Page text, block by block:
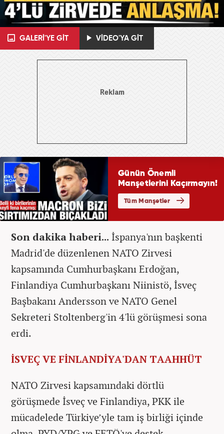
GALERİ'YE GİT VİDEO'YA GİT
Son dakika haberi... İspanya'nın başkenti
Madrid'de düzenlenen NATO Zirvesi
kapsamında Cumhurbaşkanı Erdoğan,
Finlandiya Cumhurbaşkanı Niinistö, İsveç
Başbakanı Andersson ve NATO Genel
Sekreteri Stoltenberg'in 4'lü görüşmesi sona
erdi.
İSVEÇ VE FİNLANDİYA'DAN TAAHHÜT
NATO Zirvesi kapsamındaki dörtlü
görüşmede İsveç ve Finlandiya, PKK ile
mücadelede Türkiye’yle tam iş birliği içinde